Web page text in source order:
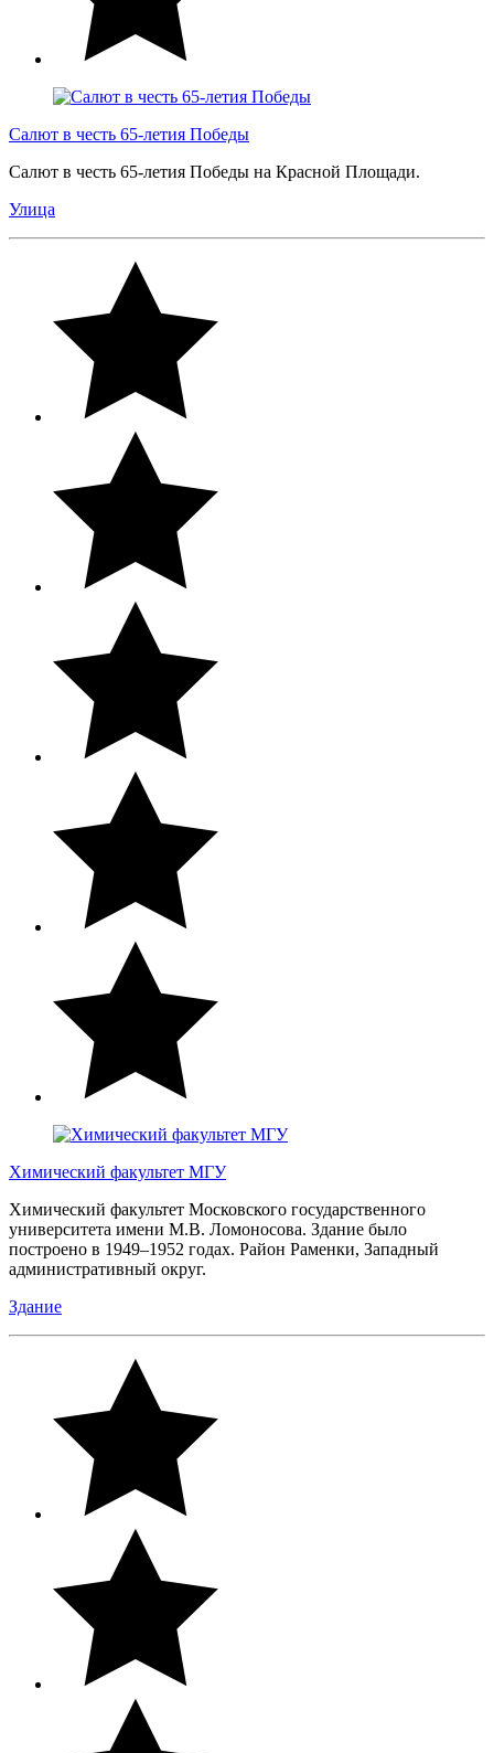
Салют в честь 65-летия Победы
Салют в честь 65-летия Победы на Красной Площади.
Улица
Химический факультет МГУ
Химический факультет Московского государственного
университета имени М.В. Ломоносова. Здание было
построено в 1949–1952 годах. Район Раменки, Западный
административный округ.
Здание